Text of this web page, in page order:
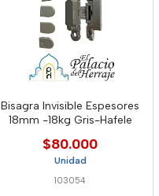
Bisagra Invisible Espesores
18mm -18kg Gris-Hafele
$80.000
Unidad
103054